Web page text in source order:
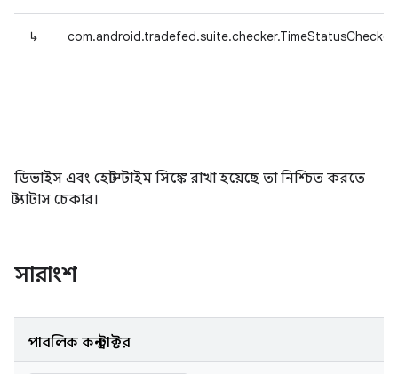
↳ com.android.tradefed.suite.checker.TimeStatusChecker
ডিভাইস এবং হোস্ট টাইম সিঙ্কে রাখা হয়েছে তা নিশ্চিত করতে
স্ট্যাটাস চেকার।
সারাংশ
পাবলিক কনস্ট্রাক্টর